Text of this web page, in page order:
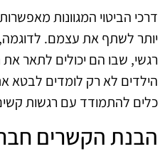
דרכי הביטוי המגוונות
יותר לשתף את עצמם. לדוגמה,
רגשי, שבו הם יכולים לתאר
הילדים לא רק לומדים
כלים להתמודד עם רגשות
הבנת הקשרים